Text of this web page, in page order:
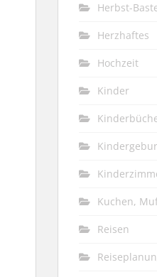
Herbst-
Herzhaftes
Hochzeit
Kinder
Kuchen,
Reisen